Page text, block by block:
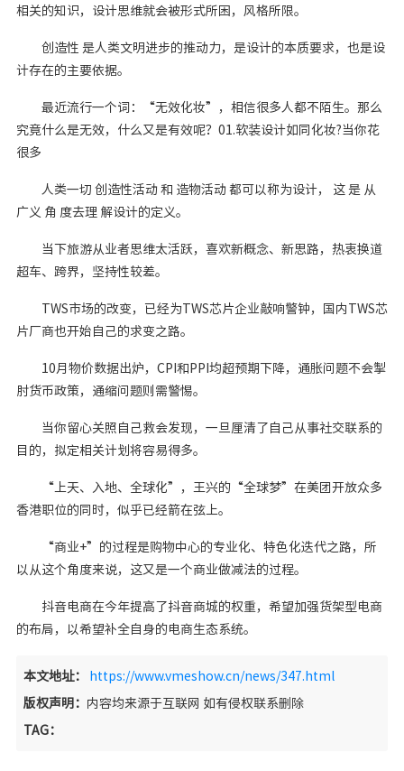
相关的知识，设计思维就会被形式所困，风格所限。
创造性 是人类文明进步的推动力，是设计的本质要求，也是设
计存在的主要依据。
最近流行一个词：“无效化妆”，相信很多人都不陌生。那么
究竟什么是无效，什么又是有效呢？01.软装设计如同化妆?当你花
很多
人类一切 创造性活动 和 造物活动 都可以称为设计， 这 是 从
广义 角 度去理 解设计的定义。
当下旅游从业者思维太活跃，喜欢新概念、新思路，热衷换道
超车、跨界，坚持性较差。
TWS市场的改变，已经为TWS芯片企业敲响警钟，国内TWS芯
片厂商也开始自己的求变之路。
10月物价数据出炉，CPI和PPI均超预期下降，通胀问题不会掣
肘货币政策，通缩问题则需警惕。
当你留心关照自己救会发现，一旦厘清了自己从事社交联系的
目的，拟定相关计划将容易得多。
“上天、入地、全球化”，王兴的“全球梦”在美团开放众多
香港职位的同时，似乎已经箭在弦上。
“商业+”的过程是购物中心的专业化、特色化迭代之路，所
以从这个角度来说，这又是一个商业做减法的过程。
抖音电商在今年提高了抖音商城的权重，希望加强货架型电商
的布局，以希望补全自身的电商生态系统。
本文地址： https://www.vmeshow.cn/news/347.html
版权声明： 内容均来源于互联网 如有侵权联系删除
TAG：